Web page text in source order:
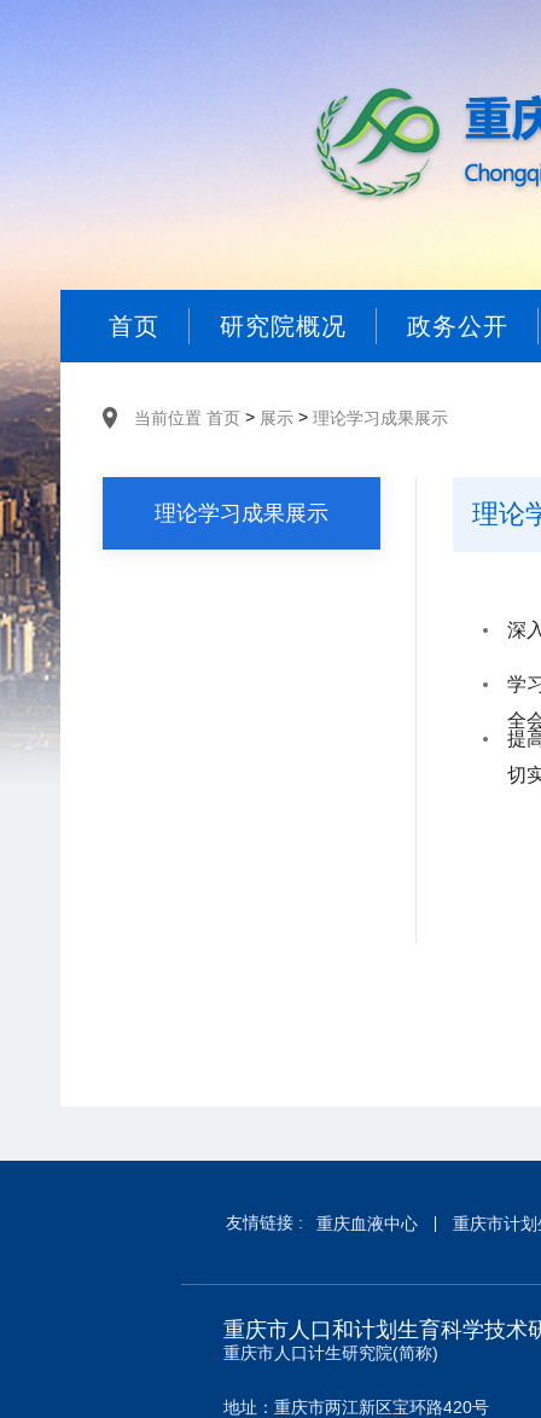
首页 研究院概况 政务公开
当前位置 首页 > 展示 > 理论学习成果展示
理论学习成果展示 理论
学
全
提
切
友情链接 : 重庆血液中心 重庆市计
重庆市人口和计划生育科学技术
重庆市人口计生研究院(简称)
地址：重庆市两江新区宝环路420号